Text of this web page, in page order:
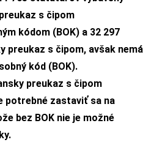
s čipom
kódom (BOK) a 32 297
preukaz s čipom, avšak nemá
kód (BOK).
preukaz s čipom
potrebné zastaviť sa na
bez BOK nie je možné